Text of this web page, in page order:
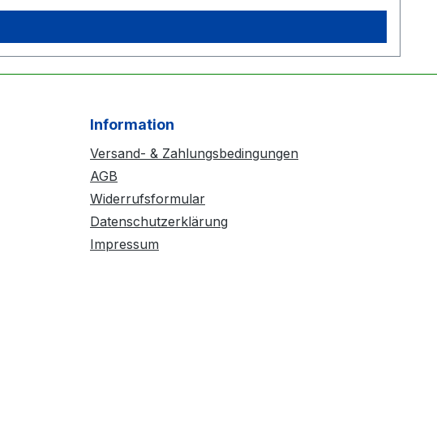
Information
Versand- & Zahlungsbedingungen
AGB
Widerrufsformular
Datenschutzerklärung
Impressum